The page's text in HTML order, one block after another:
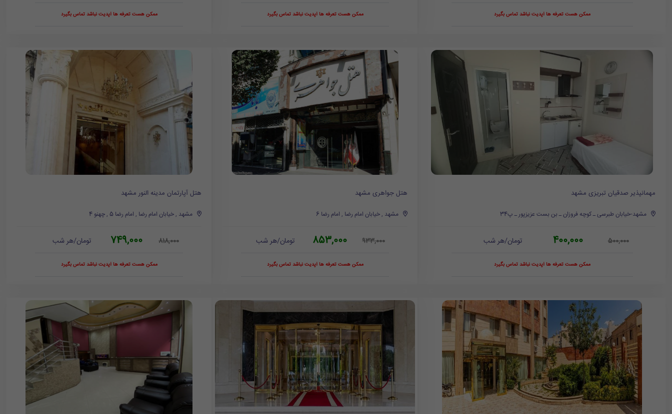
ممکن هست تعرفه ها آپدیت نباشد تماس بگیرد ممکن هست تعرفه ها آپدیت نباشد تماس بگیرد ممکن هست تعرفه ها آپدیت نباشد تماس بگیرد
مهمانپذیر صدقیان تبریزی مشهد
مشهد-خیابان طبرسی ـ کوچه فروزان ـ بن بست عزیزپور ـ پ34
500,000
400,000 تومان/هر شب
ممکن هست تعرفه ها آپدیت نباشد تماس بگیرد
هتل جواهری مشهد
مشهد , خیابان امام رضا , امام رضا 6
933,000
853,000 تومان/هر شب
ممکن هست تعرفه ها آپدیت نباشد تماس بگیرد
هتل آپارتمان مدینه النور مشهد
مشهد , خیابان امام رضا , امام رضا 5 , چهنو 4
818,000
749,000 تومان/هر شب
ممکن هست تعرفه ها آپدیت نباشد تماس بگیرد